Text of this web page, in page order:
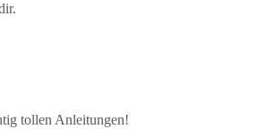
tollen Anleitungen!